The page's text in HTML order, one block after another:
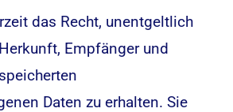
das Recht, unentgeltlich
Empfänger und
Daten zu erhalten. Sie